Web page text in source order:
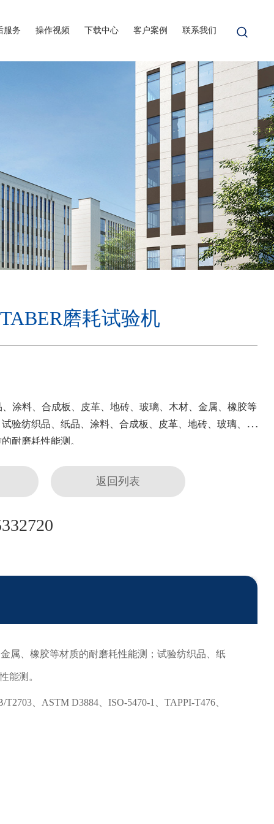
服务 操作视频 下载中心 客户案例 联系我们 
磨耗试验机
涂料、合成板、皮革、地砖、玻璃、木材、金属、橡胶等
验纺织品、纸品、涂料、合成板、皮革、地砖、玻璃、木
耐磨耗性能测。
返回列表
属、橡胶等材质的耐磨耗性能测；试验纺织品、纸
能测。
、ASTM D3884、ISO-5470-1、TAPPI-T476、